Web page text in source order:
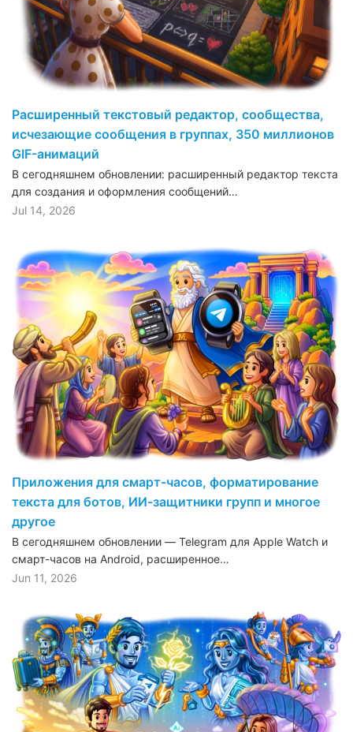
Расширенный текстовый редактор, сообщества,
исчезающие сообщения в группах, 350 миллионов
GIF-анимаций
В сегодняшнем обновлении: расширенный редактор текста
для создания и оформления сообщений…
Jul 14, 2026
Приложения для смарт-часов, форматирование
текста для ботов, ИИ-защитники групп и многое
другое
В сегодняшнем обновлении — Telegram для Apple Watch и
смарт-часов на Android, расширенное…
Jun 11, 2026